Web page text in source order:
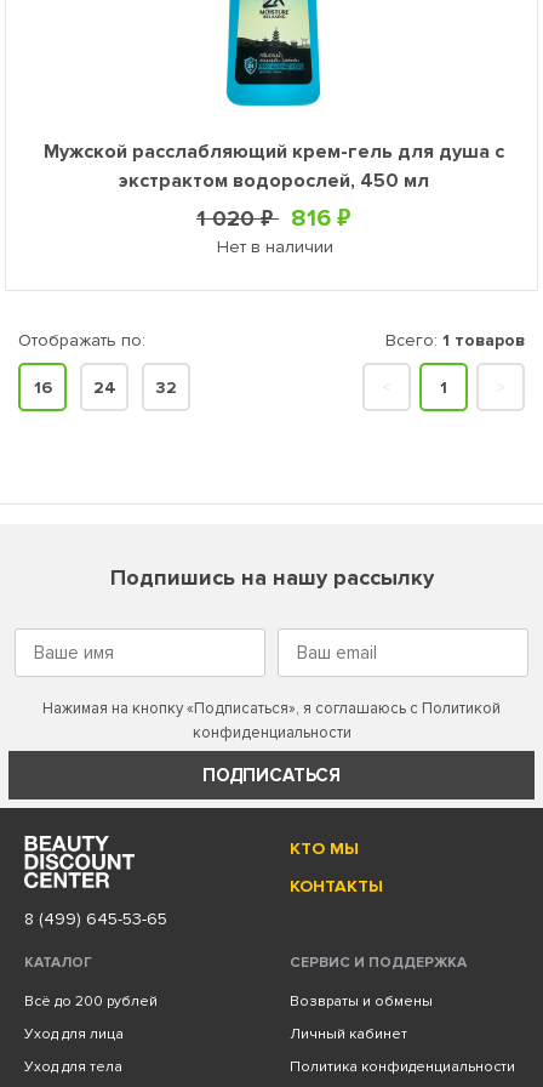
Мужской расслабляющий крем-гель для душа с
экстрактом водорослей, 450 мл
1 020 ₽ 816 ₽
Нет в наличии
Отображать по:
16 24 32
Всего: 1 товаров
1
Подпишись на нашу рассылку
Нажимая на кнопку «Подписаться», я соглашаюсь с Политикой
конфиденциальности
ПОДПИСАТЬСЯ
КТО МЫ
КОНТАКТЫ
8 (499) 645-53-65
КАТАЛОГ
Всё до 200 рублей
Уход для лица
Уход для тела
СЕРВИС И ПОДДЕРЖКА
Возвраты и обмены
Личный кабинет
Политика конфиденциальности